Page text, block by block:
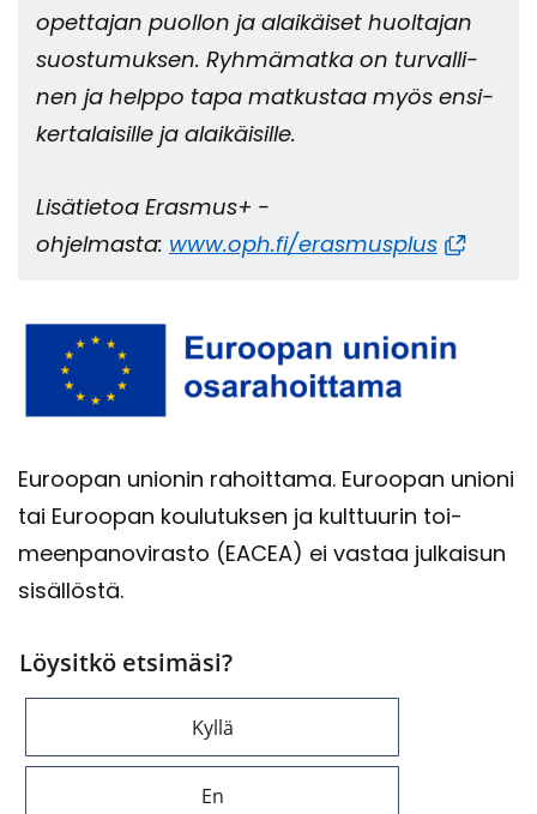
opet­ta­jan puol­lon ja alai­käi­set huol­ta­jan
suos­tu­muk­sen. Ryh­mä­mat­ka on tur­val­li­
nen ja help­po tapa mat­kus­taa myös en­si­
ker­ta­lai­sil­le ja alai­käi­sil­le.
Li­sä­tie­toa Eras­mus+ -​
ohjelmasta: www.oph.fi/eras­musplus
Eu­roo­pan unio­nin ra­hoit­ta­ma. Eu­roo­pan unio­ni
tai Eu­roo­pan kou­lu­tuk­sen ja kult­tuu­rin toi­
meen­pa­no­vi­ras­to (EACEA) ei vas­taa jul­kai­sun
si­säl­lös­tä.
Löysitkö etsimäsi?
Kyllä
En